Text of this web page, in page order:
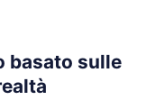
basato sulle